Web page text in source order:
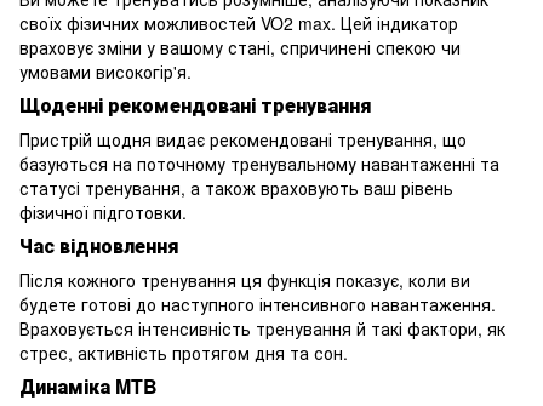
своїх фізичних можливостей VO2 max. Цей індикатор
враховує зміни у вашому стані, спричинені спекою чи
умовами високогір'я.
Щоденні рекомендовані тренування
Пристрій щодня видає рекомендовані тренування, що
базуються на поточному тренувальному навантаженні та
статусі тренування, а також враховують ваш рівень
фізичної підготовки.
Час відновлення
Після кожного тренування ця функція показує, коли ви
будете готові до наступного інтенсивного навантаження.
Враховується інтенсивність тренування й такі фактори, як
стрес, активність протягом дня та сон.
Динаміка MTB